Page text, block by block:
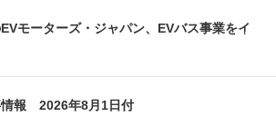
モーターズ・ジャパン、EVバス事業をイ
情報 2026年8月1日付